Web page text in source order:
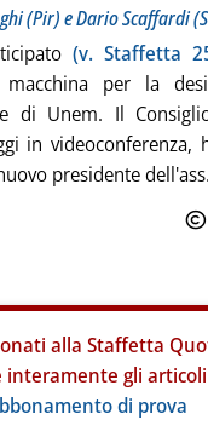
(Pir) e Dario Scaffardi
(v. Staffetta
per la
di Unem. Il
in videoconferenza,
presidente
alla Staffetta
interamente gli
di prova